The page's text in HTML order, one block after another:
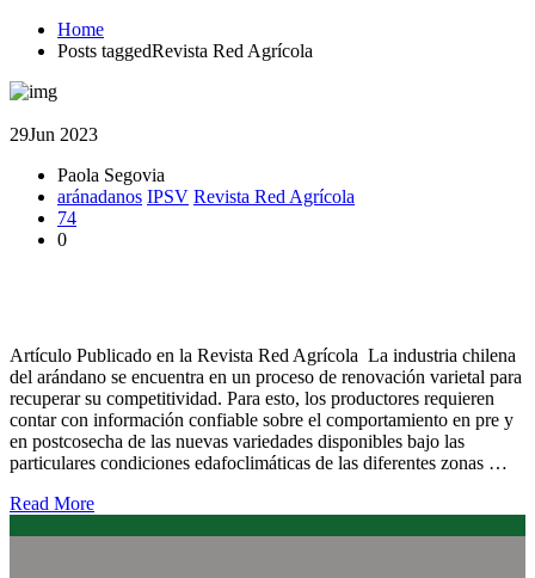
Home
Posts taggedRevista Red Agrícola
29Jun 2023
Paola Segovia
aránadanos IPSV Revista Red Agrícola
74
0
Artículo Publicado en la Revista Red Agrícola La industria chilena
del arándano se encuentra en un proceso de renovación varietal para
recuperar su competitividad. Para esto, los productores requieren
contar con información confiable sobre el comportamiento en pre y
en postcosecha de las nuevas variedades disponibles bajo las
particulares condiciones edafoclimáticas de las diferentes zonas …
Read More